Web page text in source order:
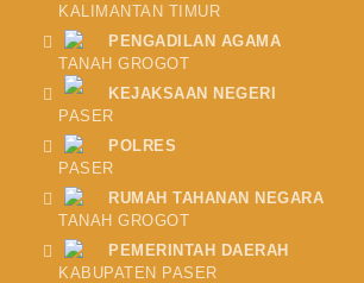
KALIMANTAN TIMUR
PENGADILAN AGAMA
TANAH GROGOT
KEJAKSAAN NEGERI
PASER
POLRES
PASER
RUMAH TAHANAN NEGARA
TANAH GROGOT
PEMERINTAH DAERAH
KABUPATEN PASER